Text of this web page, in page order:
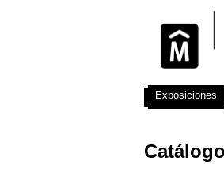
Exposiciones